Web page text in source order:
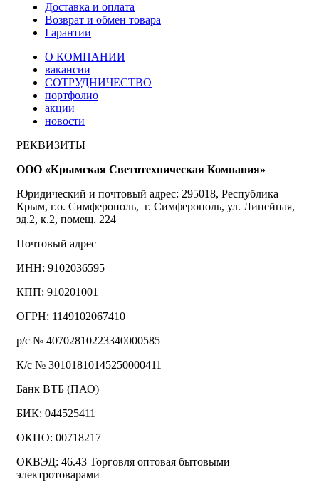
Доставка и оплата
Возврат и обмен товара
Гарантии
О КОМПАНИИ
вакансии
СОТРУДНИЧЕСТВО
портфолио
акции
новости
РЕКВИЗИТЫ
ООО «Крымская Светотехническая Компания»
Юридический и почтовый адрес: 295018, Республика
Крым, г.о. Симферополь, г. Симферополь, ул. Линейная,
зд.2, к.2, помещ. 224
Почтовый адрес
ИНН: 9102036595
КПП: 910201001
ОГРН: 1149102067410
р/с № 40702810223340000585
К/с № 30101810145250000411
Банк ВТБ (ПАО)
БИК: 044525411
ОКПО: 00718217
ОКВЭД: 46.43 Торговля оптовая бытовыми
электротоварами